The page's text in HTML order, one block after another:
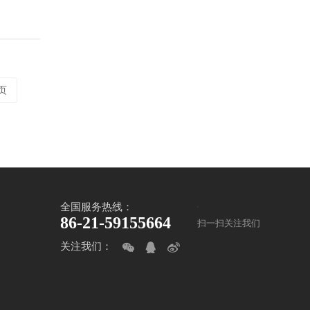
扫一扫关注我们
全国服务热线：
86-21-59155664
关注我们：